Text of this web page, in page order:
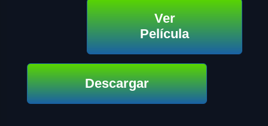
Ver
Película
Descargar